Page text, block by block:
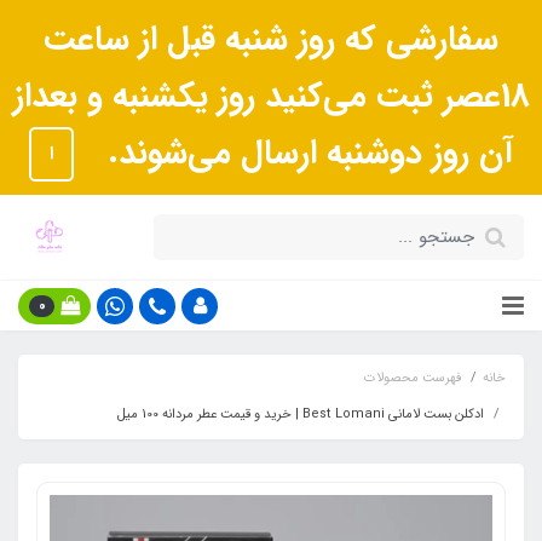
سفارشی که روز شنبه قبل از ساعت
18عصر ثبت می‌کنید روز یکشنبه و بعداز
آن روز دوشنبه ارسال می‌شوند.
ا
0
خانه
فهرست محصولات
ادکلن بست لامانی Best Lomani | خرید و قیمت عطر مردانه 100 میل